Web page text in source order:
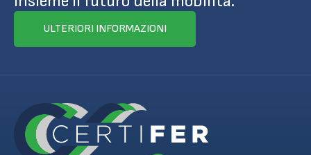
ULTERIORI INFORMAZIONI